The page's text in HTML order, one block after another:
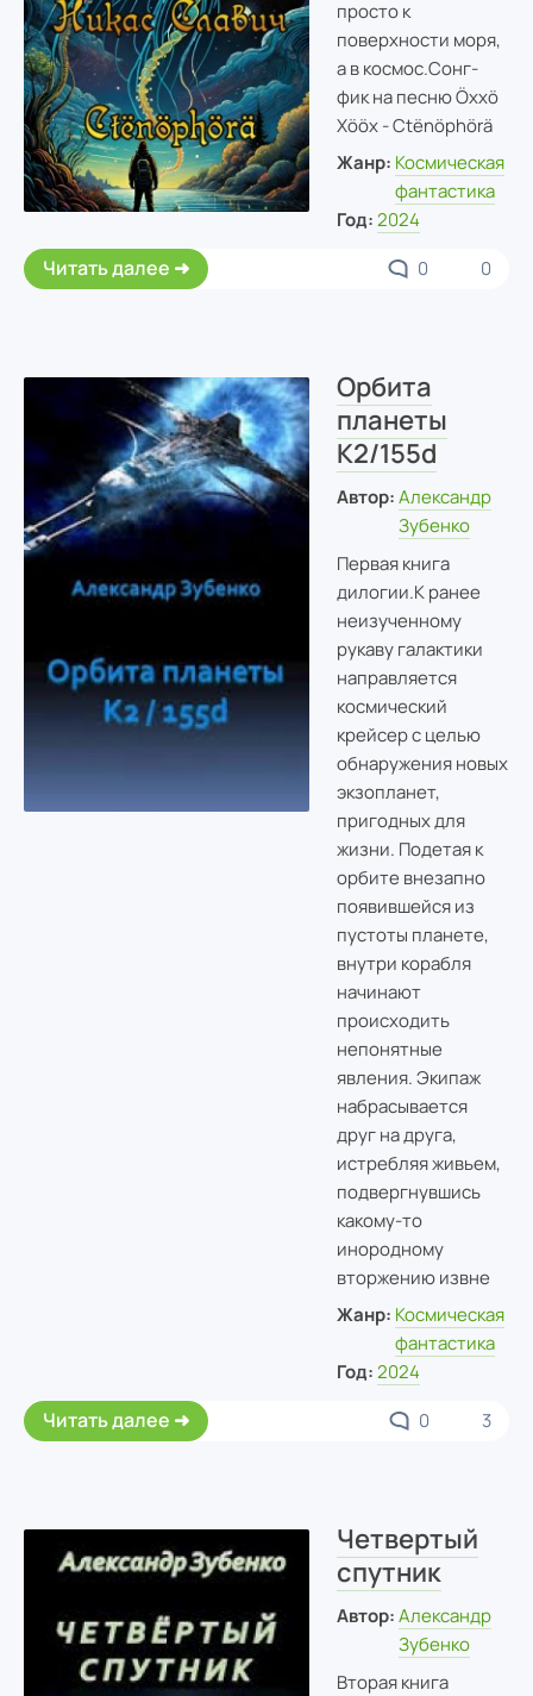
просто к
поверхности моря,
а в космос.Сонг-
фик на песню Öxxö
Xööx - Ctënöphörä
Жанр: Космическая
фантастика
Год: 2024
Читать далее 0 0
Орбита
планеты
К2/155d
Автор: Александр
Зубенко
Первая книга
дилогии.К ранее
неизученному
рукаву галактики
направляется
космический
крейсер с целью
обнаружения новых
экзопланет,
пригодных для
жизни. Подетая к
орбите внезапно
появившейся из
пустоты планете,
внутри корабля
начинают
происходить
непонятные
явления. Экипаж
набрасывается
друг на друга,
истребляя живьем,
подвергнувшись
какому-то
инородному
вторжению извне
Жанр: Космическая
фантастика
Год: 2024
Читать далее 0 3
Четвертый
спутник
Автор: Александр
Зубенко
Вторая книга